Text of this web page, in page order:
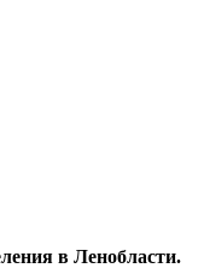
в Ленобласти.